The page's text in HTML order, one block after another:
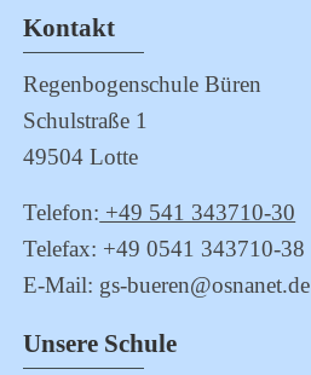
Kontakt
Regenbogenschule Büren
Schulstraße 1
49504 Lotte
Telefon: +49 541 343710-30
Telefax: +49 0541 343710-38
E-Mail: gs-bueren@osnanet.de
Unsere Schule